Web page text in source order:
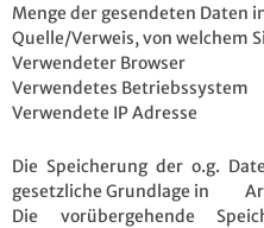
Menge der gesendeten Daten
Quelle/Verweis, von welchem
Verwendeter Browser
Verwendetes Betriebssystem
Verwendete IP Adresse
Die Speicherung der o.g.
gesetzliche Grundlage in Art.
Die vorübergehende